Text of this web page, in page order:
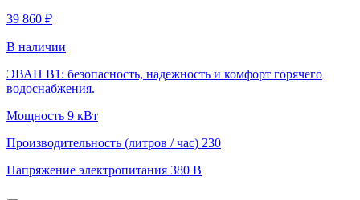
39 860 ₽
В наличии
ЭВАН В1: безопасность, надежность и комфорт горячего
водоснабжения.
Мощность 9 кВт
Производительность (литров / час) 230
Напряжение электропитания 380 В